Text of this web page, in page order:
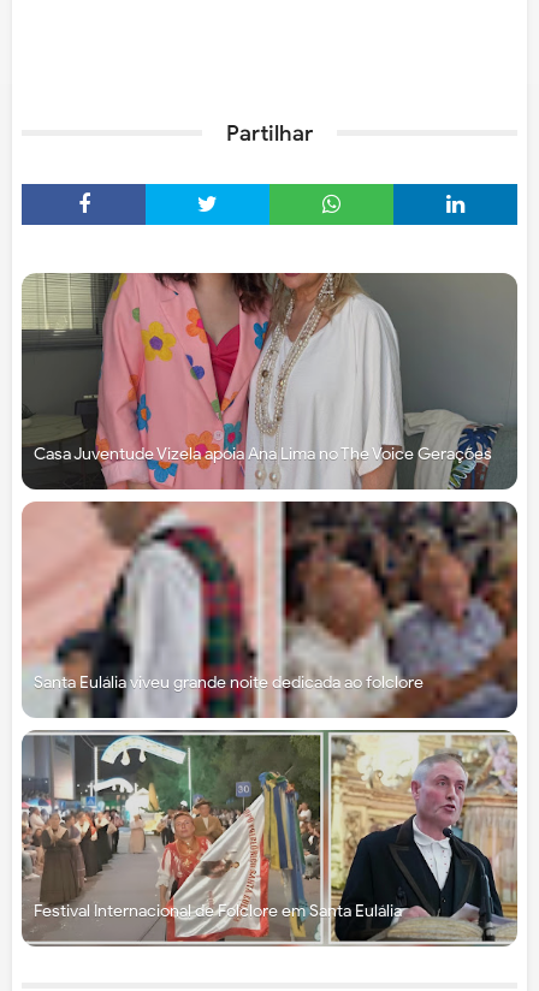
Partilhar
Casa Juventude Vizela apoia Ana Lima no The Voice Gerações
Santa Eulália viveu grande noite dedicada ao folclore
Festival Internacional de Folclore em Santa Eulália